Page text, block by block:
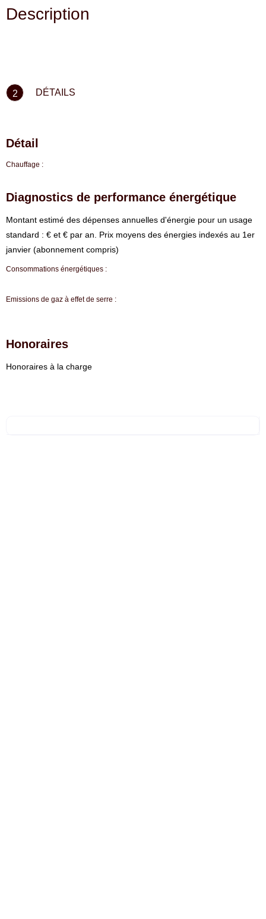
Description
2 DÉTAILS
Détail
Chauffage :
Diagnostics de performance énergétique
⁠Montant estimé des dépenses annuelles d'énergie pour un usage
standard : € et € par an. Prix moyens des énergies indexés au 1er
janvier (abonnement compris)
Consommations énergétiques :
Emissions de gaz à effet de serre :
Honoraires
Honoraires à la charge